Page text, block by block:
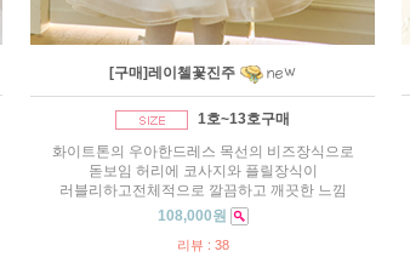
[구매]레이첼꽃진주
1호~13호구매
화이트톤의 우아한드레스 목선의 비즈장식으로
돋보임 허리에 코사지와 플릴장식이
러블리하고전체적으로 깔끔하고 깨끗한 느낌
108,000원
리뷰 : 38